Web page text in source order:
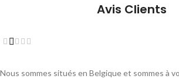
Avis Clients
Nous sommes situés en Belgique et sommes à